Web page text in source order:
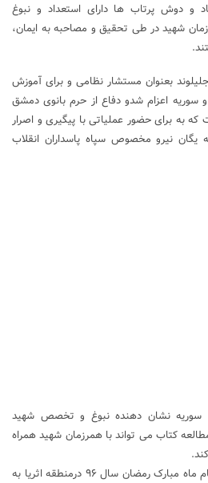
و دوش پرتاب ها دارای استعداد و نبوغ
شهید در طی تحقیق و مصاحبه به ایمان،
بعنوان مستشار نظامی و برای آموزش
سوریه اعزام شدو دفاع از حرم بانوی دمشق
به برای حضور عملیاتی با پیگیری و اصرار
یگان نیرو مخصوص سپاه پاسداران انقلاب
سوریه نشان دهنده نبوغ و تخصص شهید
کتاب می تواند با همرزمان شهید همراه
رزق شهادت این شهید عزیز در ایام ماه مبارک رمضان سال ۹۶ درمنطقه اثریا به